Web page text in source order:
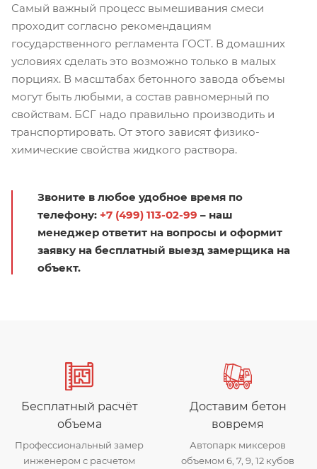
Самый важный процесс вымешивания смеси
проходит согласно рекомендациям
государственного регламента ГОСТ. В домашних
условиях сделать это возможно только в малых
порциях. В масштабах бетонного завода объемы
могут быть любыми, а состав равномерный по
свойствам. БСГ надо правильно производить и
транспортировать. От этого зависят физико-
химические свойства жидкого раствора.
Звоните в любое удобное время по
телефону: +7 (499) 113-02-99 – наш
менеджер ответит на вопросы и оформит
заявку на бесплатный выезд замерщика на
объект.
Бесплатный расчёт
объема
Профессиональный замер
инженером с расчетом
Доставим бетон
вовремя
Автопарк миксеров
объемом 6, 7, 9, 12 кубов